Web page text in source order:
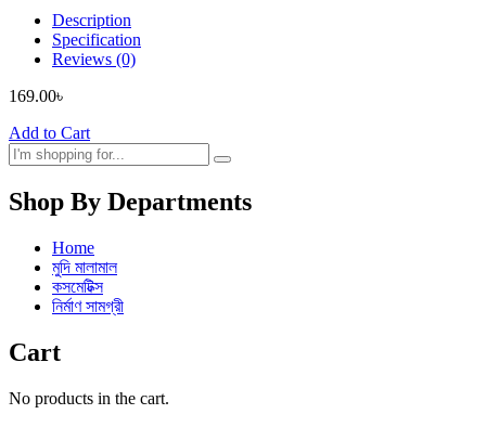
Description
Specification
Reviews (0)
169.00৳
Add to Cart
Shop By Departments
Home
মুদি মালামাল
কসমেটিক্স
নির্মাণ সামগ্রী
Cart
No products in the cart.